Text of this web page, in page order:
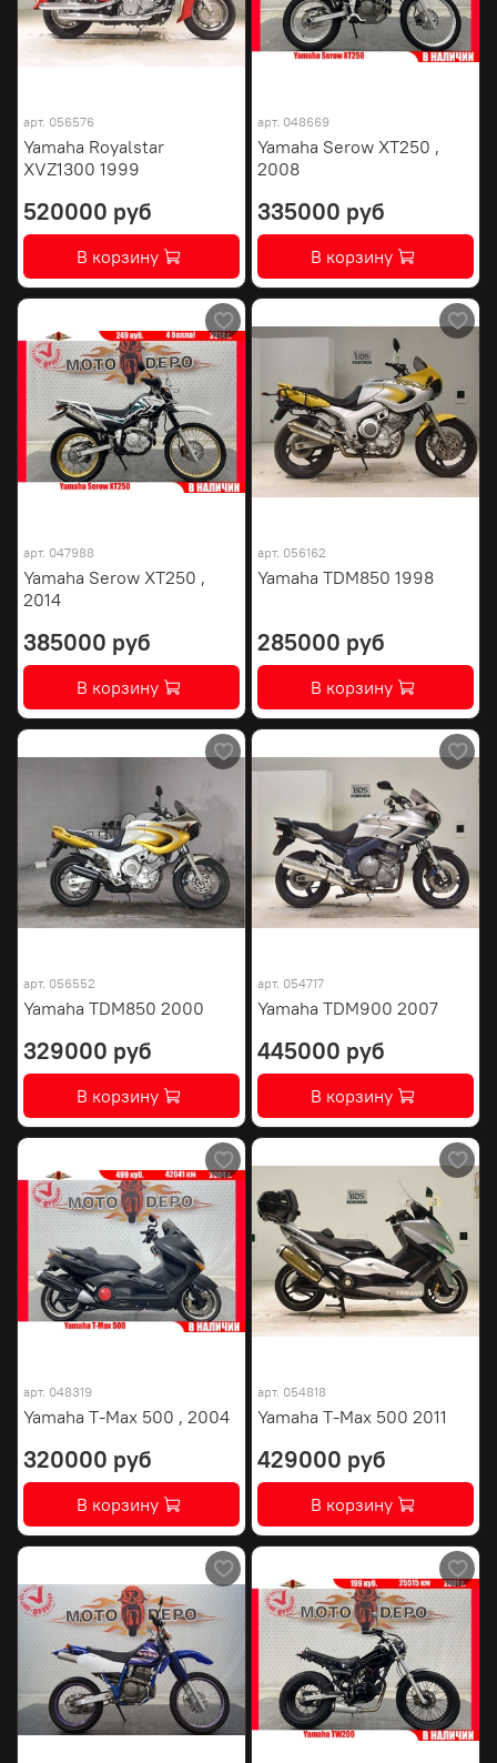
арт. 056576
Yamaha Royalstar
XVZ1300 1999
520000 руб
В корзину
арт. 048669
Yamaha Serow XT250 ,
2008
335000 руб
В корзину
арт. 047988
Yamaha Serow XT250 ,
2014
385000 руб
В корзину
арт. 056162
Yamaha TDM850 1998
285000 руб
В корзину
арт. 056552
Yamaha TDM850 2000
329000 руб
В корзину
арт. 054717
Yamaha TDM900 2007
445000 руб
В корзину
арт. 048319
Yamaha T-Max 500 , 2004
320000 руб
В корзину
арт. 054818
Yamaha T-Max 500 2011
429000 руб
В корзину